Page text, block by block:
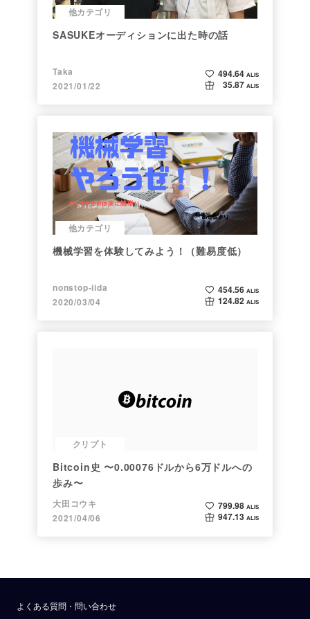
他カテゴリ
SASUKEオーディションに出た時の話
Taka
2021/01/22
494.64 ALIS
35.87 ALIS
他カテゴリ
機械学習を体験してみよう！（難易度低）
nonstop-iida
2020/03/04
454.56 ALIS
124.82 ALIS
クリプト
Bitcoin史 〜0.00076ドルから6万ドルへの
歩み〜
大田コウキ
2021/04/06
799.98 ALIS
947.13 ALIS
よくある質問・問い合わせ